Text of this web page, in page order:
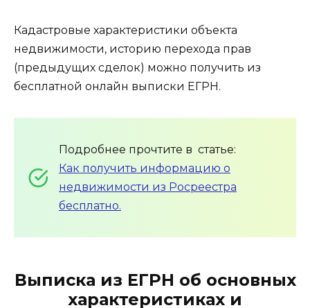
Кадастровые характеристики объекта
недвижимости, историю перехода прав
(предыдущих сделок) можно получить из
бесплатной онлайн выписки ЕГРН.
Подробнее прочтите в статье:
Как получить информацию о
недвижимости из Росреестра
бесплатно.
Выписка из ЕГРН об основных
характеристиках и